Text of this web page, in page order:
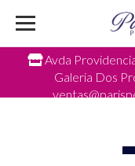
Avda
Galeria Dos